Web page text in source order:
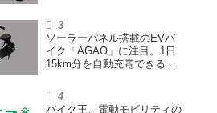
ハイパワー特定小型原付
ソーラーパネル搭載のEVバ
イク「AGAO」に注目。1日
15km分を自動充電できる
バイク王、電動モビリティの